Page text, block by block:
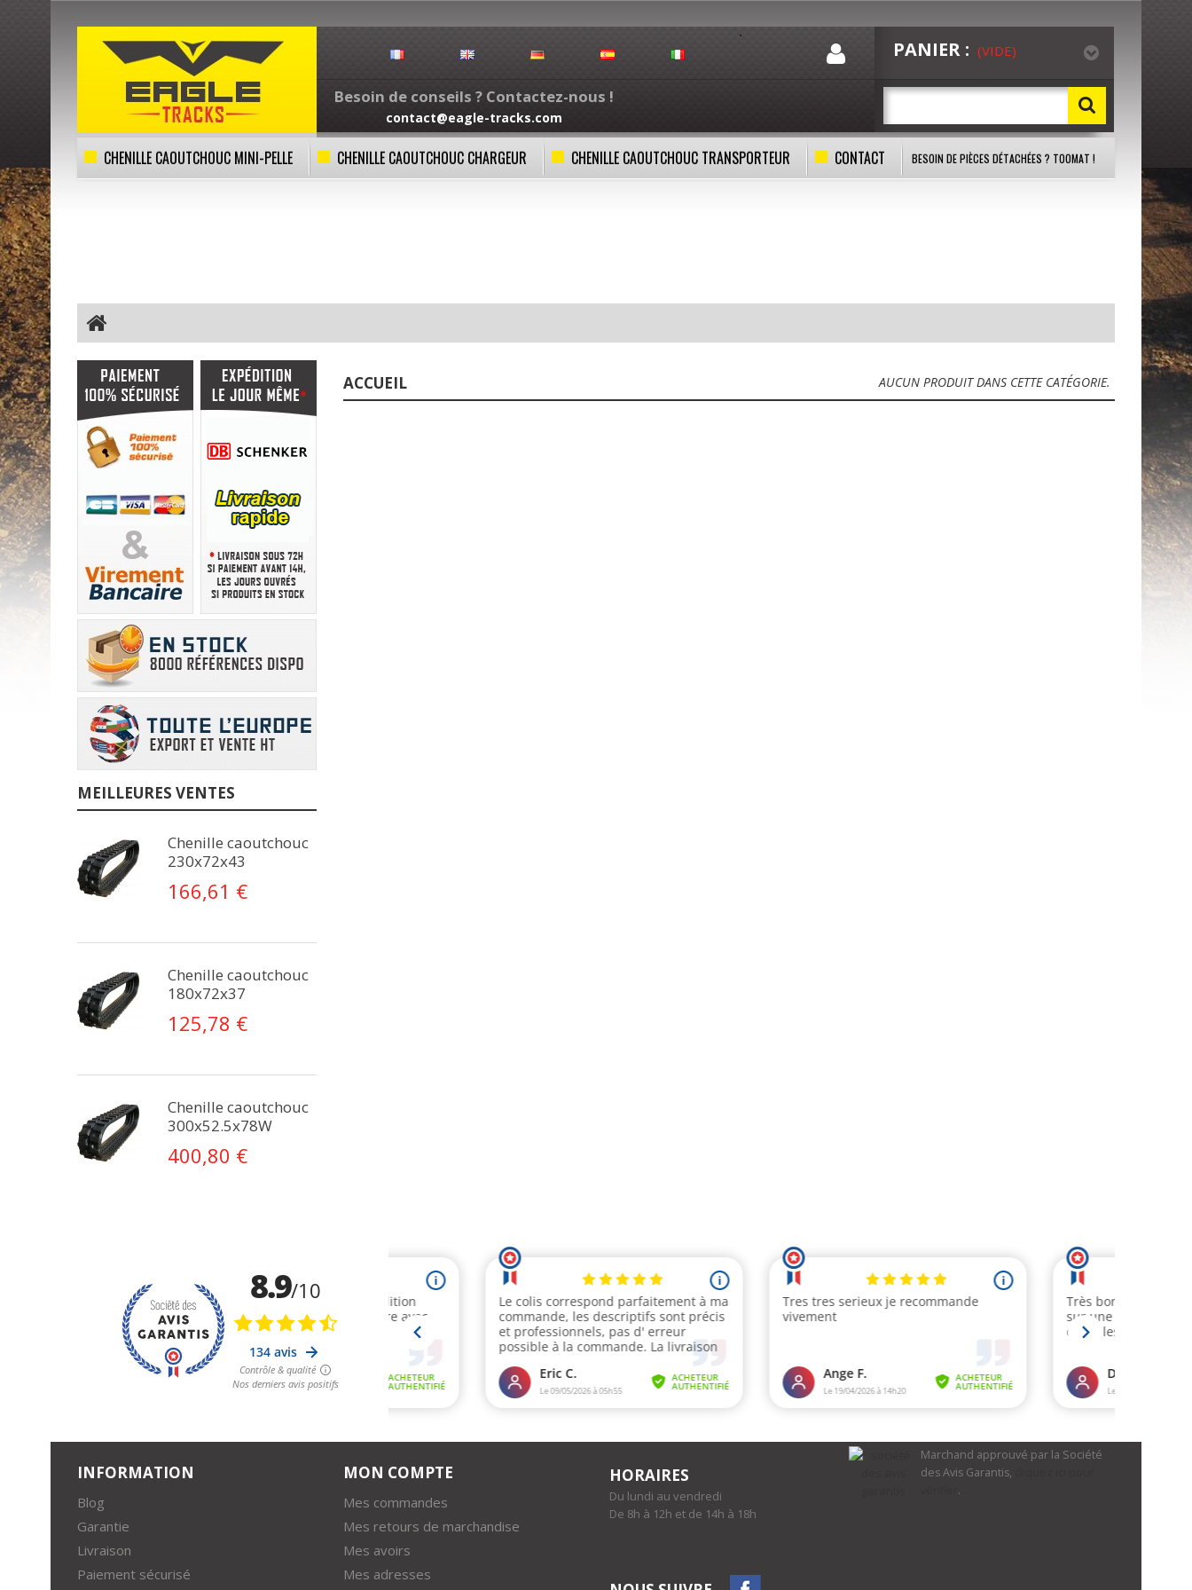
CHENILLE CAOUTCHOUC MINI-PELLE CHENILLE CAOUTCHOUC CHARGEUR CHENILLE CAOUTCHOUC TRANSPORTEUR CONTACT BESOIN DE PIÈCES DÉTACHÉES ? TOOMAT !
Besoin de conseils ? Contactez-nous !
contact@eagle-tracks.com
PANIER : (VIDE)
MEILLEURES VENTES
Chenille caoutchouc
230x72x43
166,61 €
Chenille caoutchouc
180x72x37
125,78 €
Chenille caoutchouc
300x52.5x78W
400,80 €
ACCUEIL AUCUN PRODUIT DANS CETTE CATÉGORIE.
INFORMATION
Blog
Garantie
Livraison
Paiement sécurisé
MON COMPTE
Mes commandes
Mes retours de marchandise
Mes avoirs
Mes adresses
HORAIRES
Du lundi au vendredi
De 8h à 12h et de 14h à 18h
Marchand approuvé par la Société
des Avis Garantis,
.